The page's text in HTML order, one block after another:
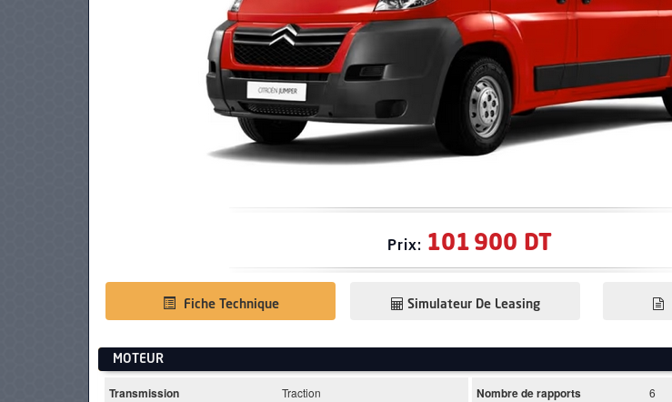
Prix: 101 900 DT
Fiche Technique Simulateur De Leasing
MOTEUR
Transmission Traction Nombre de rapports 6